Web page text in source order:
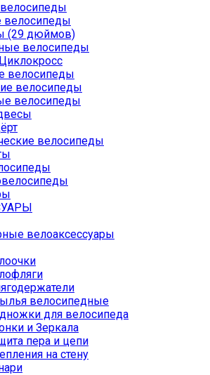
велосипеды
(29 дюймов)
велосипеды
велосипеды
велосипеды
велосипеды
велосипеды
велоаксессуары
велосипедные
для велосипеда
и Зеркала
пера и цепи
на стену